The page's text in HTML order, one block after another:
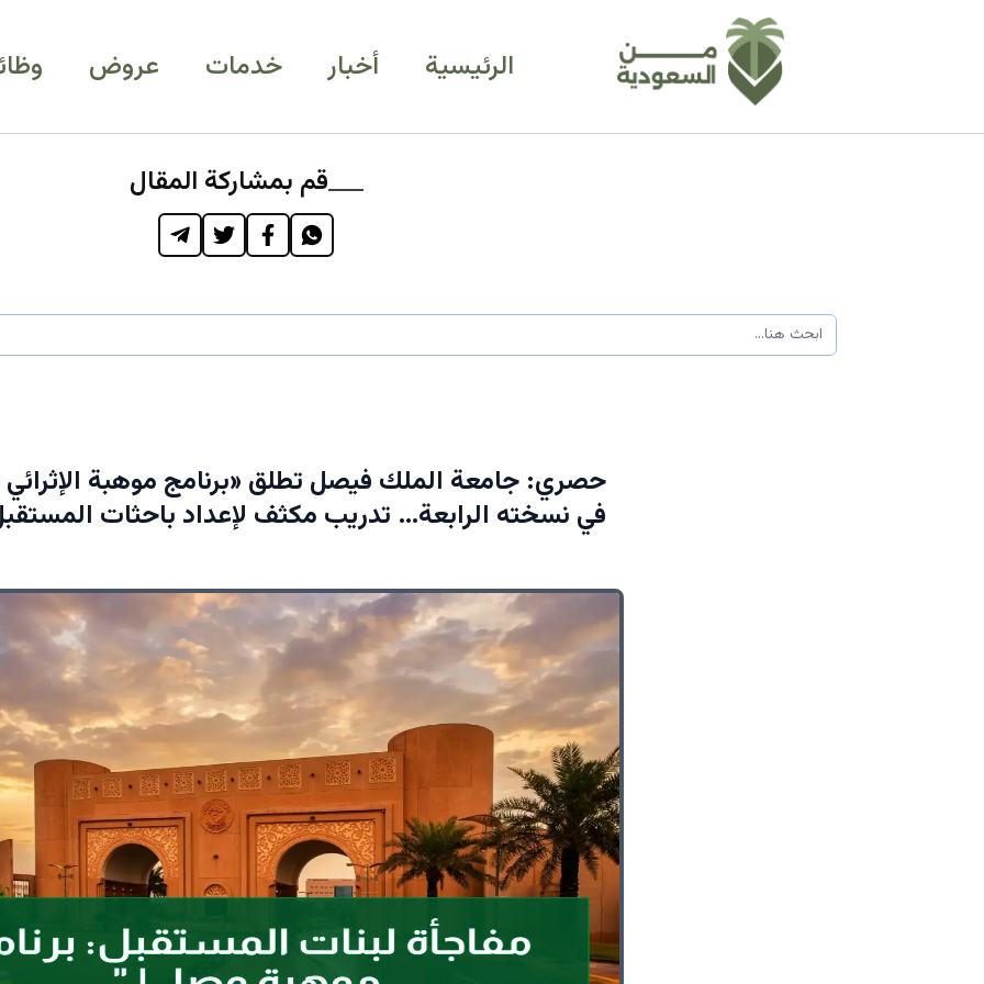
الرئيسية أخبار خدمات عروض
قم بمشاركة المقال
حصري: جامعة الملك فيصل تطلق «برنامج موهبة الإثرائي
في نسخته الرابعة… تدريب مكثف لإعداد باحثات